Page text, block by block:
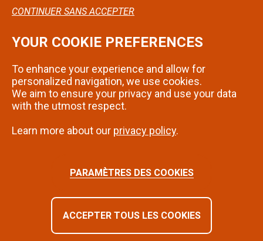
Mentions légales
Contact
YOUR COOKIE PREFERENCES
To enhance your experience and allow for
personalized navigation, we use cookies.
We aim to ensure your privacy and use your data
with the utmost respect.
Learn more about our privacy policy.
PARAMÈTRES DES COOKIES
ACCEPTER TOUS LES COOKIES
CONTINUER SANS ACCEPTER